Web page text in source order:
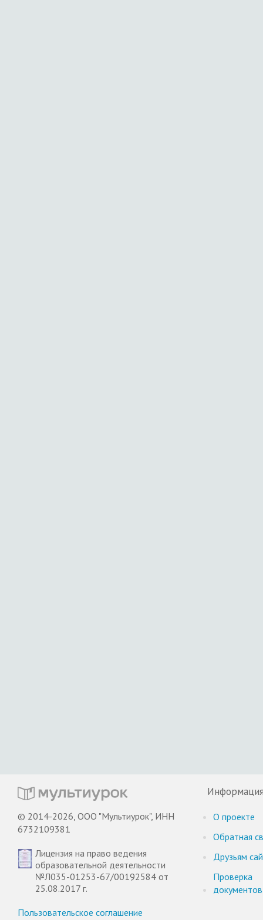
© 2014-2026, ООО "Мультиурок", ИНН
6732109381
Лицензия на право ведения
образовательной деятельности
№Л035-01253-67/00192584 от
25.08.2017 г.
Пользовательское соглашение
О проекте
Обратная
Друзьям
Проверка
документов